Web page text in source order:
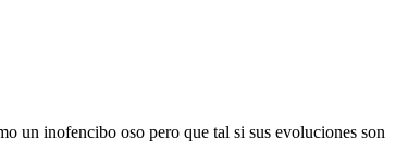
un inofencibo oso pero que tal si sus evoluciones son